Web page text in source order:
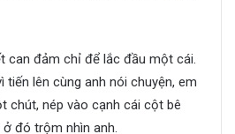
can đảm chỉ để lắc đầu một cái.
tiến lên cùng anh nói chuyện, em
chút, nép vào cạnh cái cột bê
đó trộm nhìn anh.